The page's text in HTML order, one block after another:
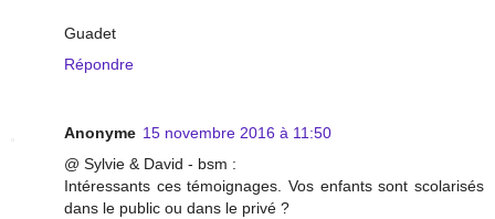
Guadet
Répondre
Anonyme 15 novembre 2016 à 11:50
@ Sylvie & David - bsm :
Intéressants ces témoignages. Vos enfants sont scolarisés
dans le public ou dans le privé ?